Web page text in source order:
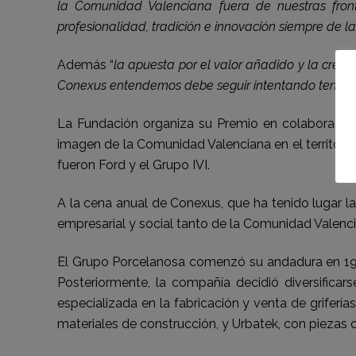
la Comunidad Valenciana fuera de nuestras
profesionalidad, tradición e innovación siempre de
Además “la apuesta por el valor añadido y la
Conexus entendemos debe seguir intentando tener
La Fundación organiza su Premio en
imagen de la Comunidad Valenciana en el
fueron Ford y el Grupo IVI.
A la cena anual de Conexus, que ha tenido lugar
empresarial y social tanto de la Comunidad
El Grupo Porcelanosa comenzó su andadura en
Posteriormente, la compañía decidió
especializada en la fabricación y venta de
materiales de construcción, y Urbatek, con piezas